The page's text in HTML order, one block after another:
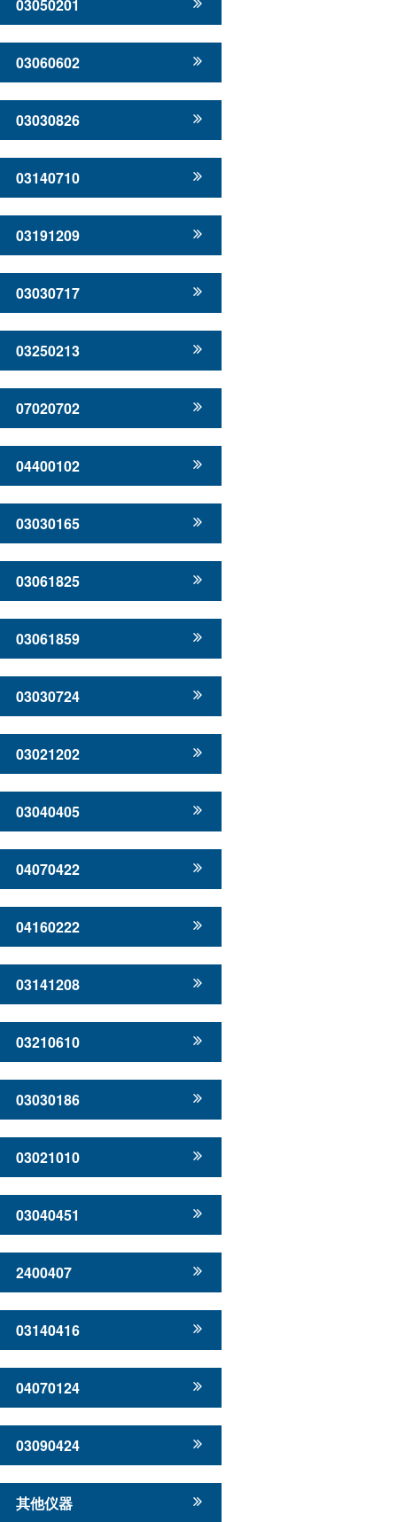
03050201
03060602
03030826
03140710
03191209
03030717
03250213
07020702
04400102
03030165
03061825
03061859
03030724
03021202
03040405
04070422
04160222
03141208
03210610
03030186
03021010
03040451
2400407
03140416
04070124
03090424
其他仪器